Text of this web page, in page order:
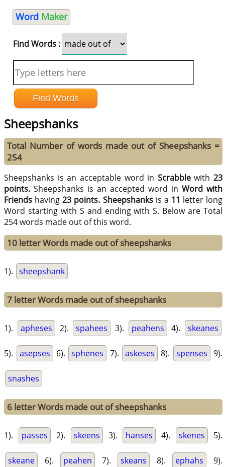
Word Maker
Find Words :
Sheepshanks
Total Number of words made out of Sheepshanks =
254
Sheepshanks is an acceptable word in Scrabblewith 23
points.Sheepshanks is an accepted word inWord with
Friends having23 points. Sheepshanksis a 11 letter long
Word starting with S and ending with S. Below are Total
254 words made out of this word.
10 letter Words made out of sheepshanks
1). sheepshank
7 letter Words made out of sheepshanks
1). apheses 2). spahees 3). peahens 4). skeanes
5). asepses 6). sphenes 7). askeses 8). spenses 9).
snashes
6 letter Words made out of sheepshanks
1). passes 2). skeens 3). hanses 4). skenes 5).
skeane 6). peahen 7). skeans 8). ephahs 9).